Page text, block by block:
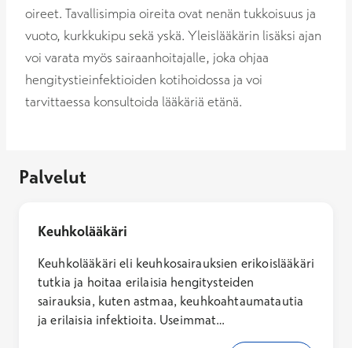
oireet. Tavallisimpia oireita ovat nenän tukkoisuus ja
vuoto, kurkkukipu sekä yskä. Yleislääkärin lisäksi ajan
voi varata myös sairaanhoitajalle, joka ohjaa
hengitystieinfektioiden kotihoidossa ja voi
tarvittaessa konsultoida lääkäriä etänä.
Palvelut
Keuhkolääkäri
Keuhkolääkäri eli keuhkosairauksien erikoislääkäri
tutkia ja hoitaa erilaisia hengitysteiden
sairauksia, kuten astmaa, keuhkoahtaumatautia
ja erilaisia infektioita. Useimmat
keuhkosairauksien erikoislääkärit ovat